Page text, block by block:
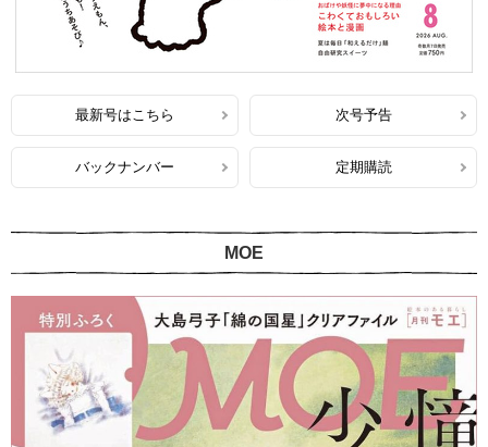
最新号はこちら 次号予告
バックナンバー 定期購読
MOE